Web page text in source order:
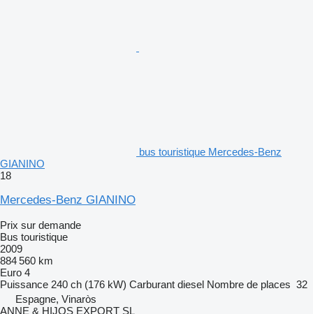
bus touristique Mercedes-Benz
GIANINO
18
Mercedes-Benz GIANINO
Prix sur demande
Bus touristique
2009
884 560 km
Euro 4
Puissance 240 ch (176 kW) Carburant diesel Nombre de places 32
Espagne, Vinaròs
ANNE & HIJOS EXPORT SL